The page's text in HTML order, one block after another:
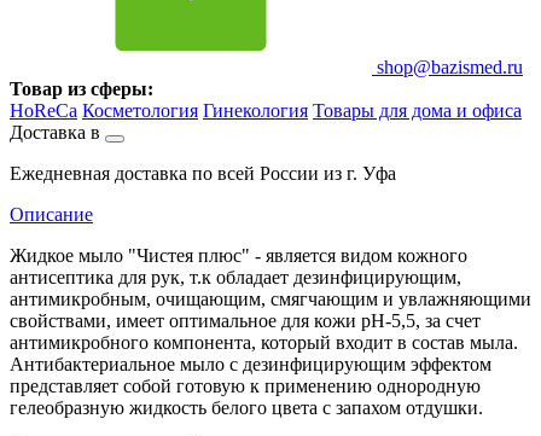
shop@bazismed.ru
Товар из сферы:
HoReCa Косметология Гинекология Товары для дома и офиса
Доставка в
Ежедневная доставка по всей России из г. Уфа
Описание
Жидкое мыло "Чистея плюс" - является видом кожного
антисептика для рук, т.к обладает дезинфицирующим,
антимикробным, очищающим, смягчающим и увлажняющими
свойствами, имеет оптимальное для кожи pH-5,5, за счет
антимикробного компонента, который входит в состав мыла.
Антибактериальное мыло с дезинфицирующим эффектом
представляет собой готовую к применению однородную
гелеобразную жидкость белого цвета с запахом отдушки.